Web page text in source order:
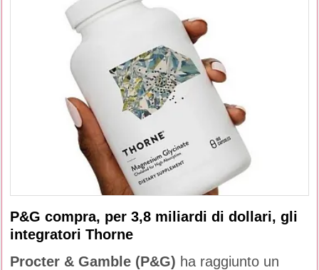
P&G compra, per 3,8 miliardi di dollari, gli
integratori Thorne
Procter & Gamble (P&G) ha raggiunto un